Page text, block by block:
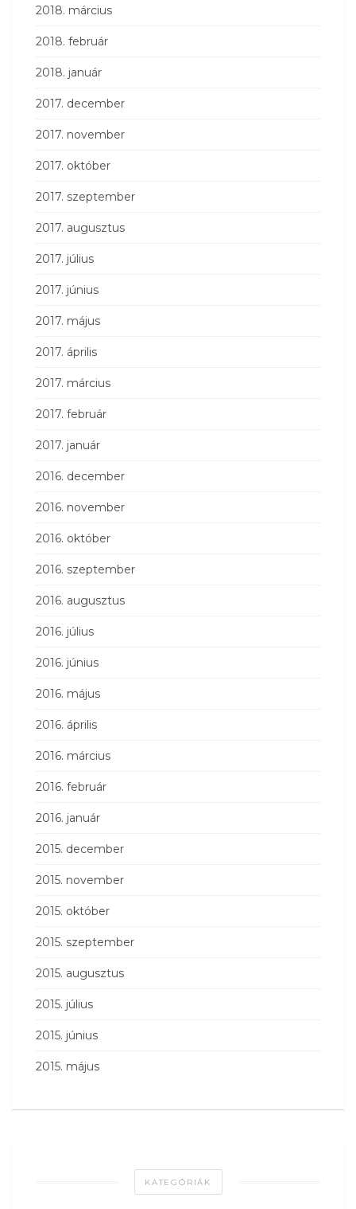
2018. március
2018. február
2018. január
2017. december
2017. november
2017. október
2017. szeptember
2017. augusztus
2017. július
2017. június
2017. május
2017. április
2017. március
2017. február
2017. január
2016. december
2016. november
2016. október
2016. szeptember
2016. augusztus
2016. július
2016. június
2016. május
2016. április
2016. március
2016. február
2016. január
2015. december
2015. november
2015. október
2015. szeptember
2015. augusztus
2015. július
2015. június
2015. május
KATEGÓRIÁK